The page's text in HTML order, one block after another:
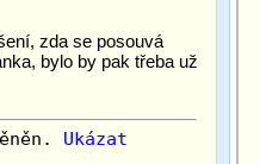
zda se posouvá
bylo by pak třeba už
Ukázat